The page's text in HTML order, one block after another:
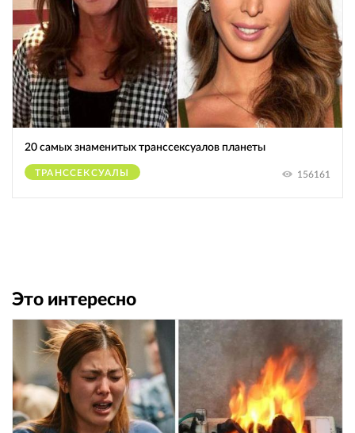
20 самых знаменитых транссексуалов планеты
ТРАНССЕКСУАЛЫ 156161
Это интересно